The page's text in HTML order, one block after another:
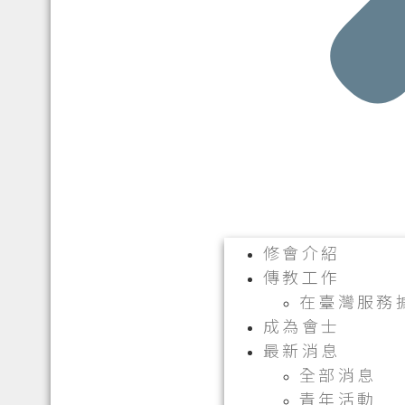
修會介紹
傳教工作
在臺灣服務
成為會士
最新消息
全部消息
青年活動